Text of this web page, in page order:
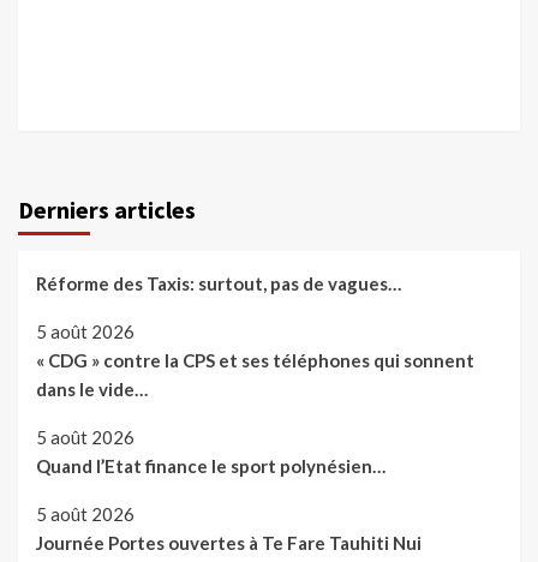
Derniers articles
Réforme des Taxis: surtout, pas de vagues…
5 août 2026
« CDG » contre la CPS et ses téléphones qui sonnent
dans le vide…
5 août 2026
Quand l’Etat finance le sport polynésien…
5 août 2026
Journée Portes ouvertes à Te Fare Tauhiti Nui